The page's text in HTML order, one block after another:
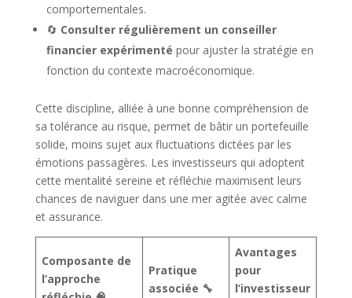
comportementales.
🔄 Consulter régulièrement un conseiller
financier expérimenté pour ajuster la stratégie en
fonction du contexte macroéconomique.
Cette discipline, alliée à une bonne compréhension de
sa tolérance au risque, permet de bâtir un portefeuille
solide, moins sujet aux fluctuations dictées par les
émotions passagères. Les investisseurs qui adoptent
cette mentalité sereine et réfléchie maximisent leurs
chances de naviguer dans une mer agitée avec calme
et assurance.
Composante de
l’approche
Pratique
associée 🔧
Avantages
pour
l’investisseur